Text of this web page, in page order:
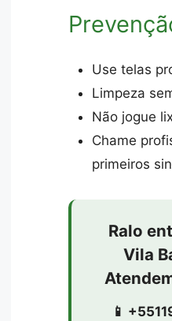
Use telas
Limpeza
Não jogue
Chame
primeiros
Ralo
Vila
📱